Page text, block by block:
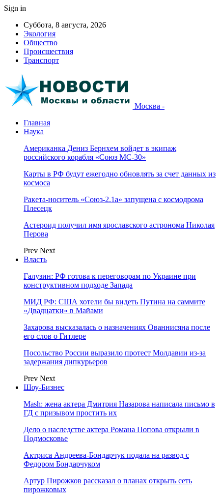
Sign in
Суббота, 8 августа, 2026
Экология
Общество
Происшествия
Транспорт
Москва -
Главная
Наука
Американка Дениз Бернхем войдет в экипаж
российского корабля «Союз МС-30»
Карты в РФ будут ежегодно обновлять за счет данных из
космоса
Ракета-носитель «Союз-2.1а» запущена с космодрома
Плесецк
Астероид получил имя ярославского астронома Николая
Перова
Prev Next
Власть
Галузин: РФ готова к переговорам по Украине при
конструктивном подходе Запада
МИД РФ: США хотели бы видеть Путина на саммите
«Двадцатки» в Майами
Захарова высказалась о назначениях Ованнисяна после
его слов о Гитлере
Посольство России выразило протест Молдавии из-за
задержания дипкурьеров
Prev Next
Шоу-Бизнес
Mash: жена актера Дмитрия Назарова написала письмо в
ГД с призывом простить их
Дело о наследстве актера Романа Попова открыли в
Подмосковье
Актриса Андреева-Бондарчук подала на развод с
Федором Бондарчуком
Артур Пирожков рассказал о планах открыть сеть
пирожковых